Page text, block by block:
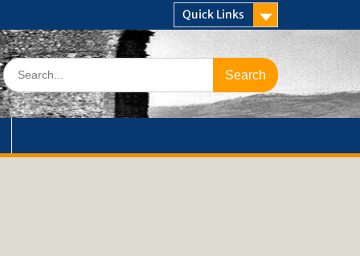
Quick Links
Search
for: